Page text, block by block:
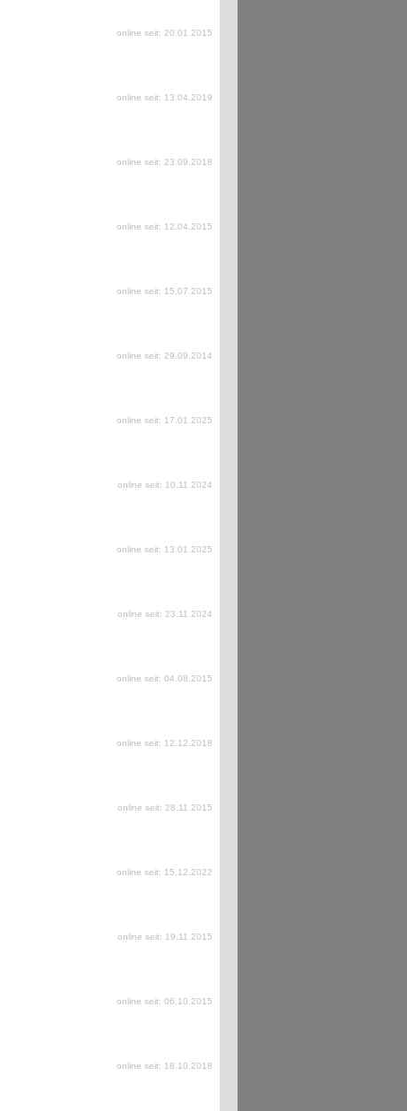
online seit: 20.01.2015
online seit: 13.04.2019
online seit: 23.09.2018
online seit: 12.04.2015
online seit: 15.07.2015
online seit: 29.09.2014
online seit: 17.01.2025
online seit: 10.11.2024
online seit: 13.01.2025
online seit: 23.11.2024
online seit: 04.08.2015
online seit: 12.12.2018
online seit: 28.11.2015
online seit: 15.12.2022
online seit: 19.11.2015
online seit: 06.10.2015
online seit: 18.10.2018